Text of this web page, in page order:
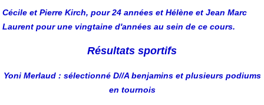
Cécile et Pierre Kirch, pour 24 années et Hélène et Jean Marc
Laurent pour une vingtaine d'années au sein de ce cours.
Résultats sportifs
Yoni Merlaud : sélectionné D//A benjamins et plusieurs podiums
en tournois